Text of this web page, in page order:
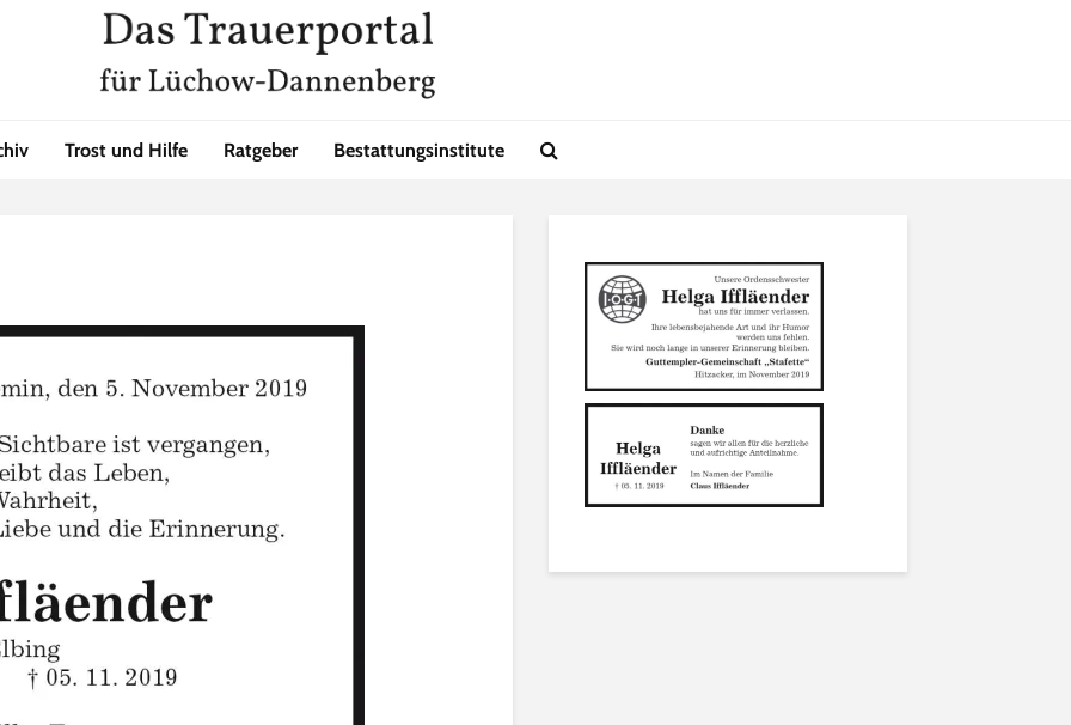
Trost und Hilfe Ratgeber Bestattungsinstitute